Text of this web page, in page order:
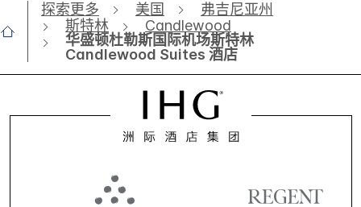
探索更多 美国
弗吉尼亚州
斯特林
Candlewood
华盛顿杜勒斯国际机场斯特林
Candlewood Suites 酒店